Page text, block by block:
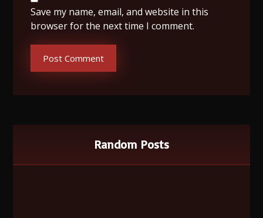
Save my name, email, and website in this
browser for the next time I comment.
Post Comment
Random Posts